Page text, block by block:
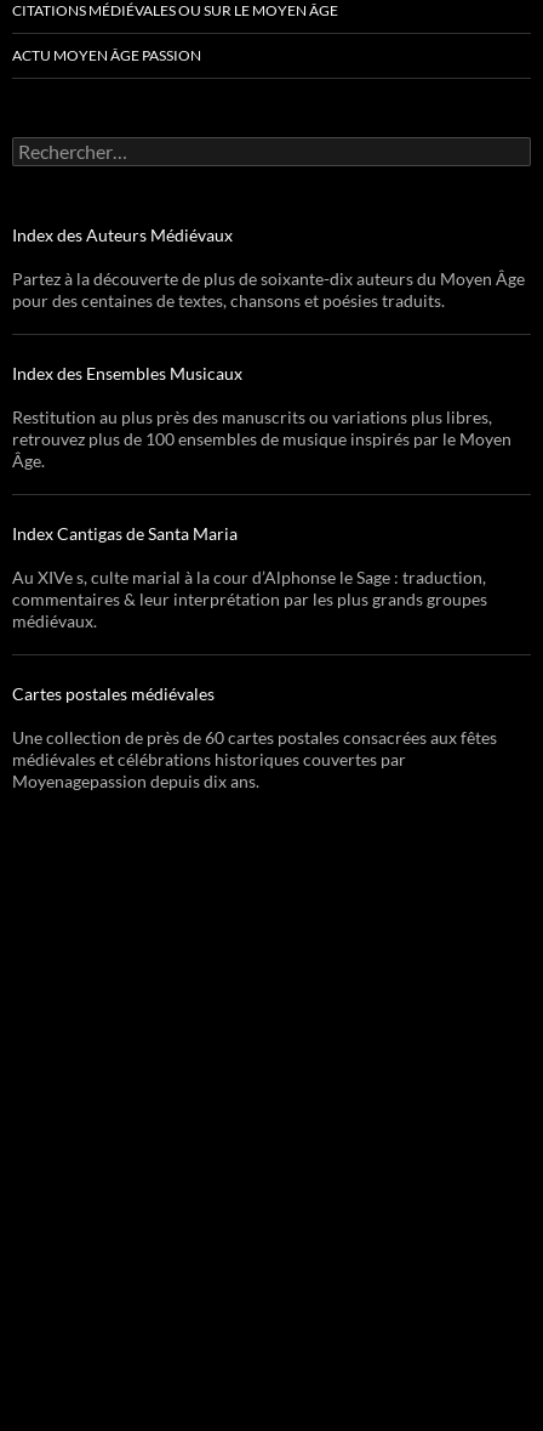
CITATIONS MÉDIÉVALES OU SUR LE MOYEN ÂGE
ACTU MOYEN ÂGE PASSION
Rechercher :
Index des Auteurs Médiévaux
Partez à la découverte de plus de soixante-dix auteurs du Moyen Âge
pour des centaines de textes, chansons et poésies traduits.
Index des Ensembles Musicaux
Restitution au plus près des manuscrits ou variations plus libres,
retrouvez plus de 100 ensembles de musique inspirés par le Moyen
Âge.
Index Cantigas de Santa Maria
Au XIVe s, culte marial à la cour d’Alphonse le Sage : traduction,
commentaires & leur interprétation par les plus grands groupes
médiévaux.
Cartes postales médiévales
Une collection de près de 60 cartes postales consacrées aux fêtes
médiévales et célébrations historiques couvertes par
Moyenagepassion depuis dix ans.